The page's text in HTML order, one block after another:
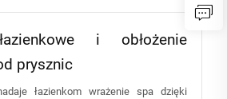
i obłożenie
prysznic
łazienkom wrażenie spa dzięki